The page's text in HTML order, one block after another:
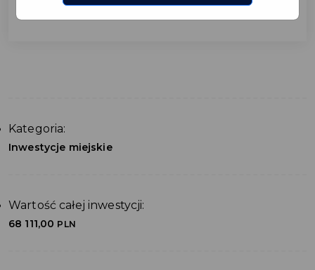
Kategoria:
Inwestycje miejskie
Wartość całej inwestycji:
68 111,00 PLN